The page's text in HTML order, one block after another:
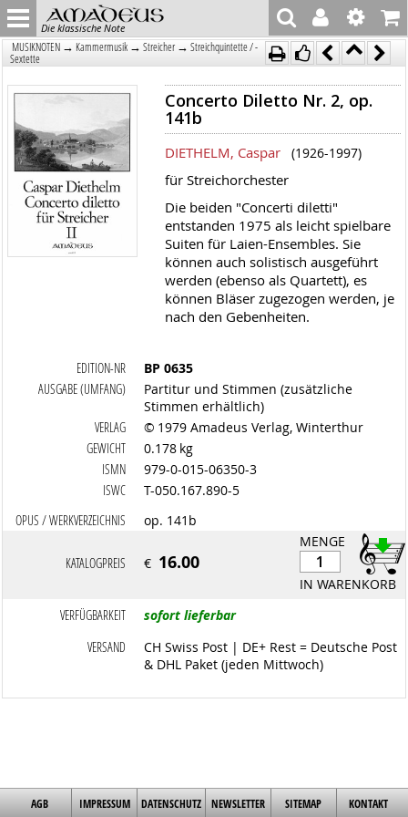
Die klassische Note
MUSIKNOTEN → Kammermusik → Streicher → Streichquintette / -
Sextette
Concerto Diletto Nr. 2, op.
141b
DIETHELM, Caspar (1926-1997)
für Streichorchester
Die beiden "Concerti diletti"
entstanden 1975 als leicht spielbare
Suiten für Laien-Ensembles. Sie
können auch solistisch ausgeführt
werden (ebenso als Quartett), es
können Bläser zugezogen werden, je
nach den Gebenheiten.
EDITION-NR
BP 0635
AUSGABE (UMFANG)
Partitur und Stimmen (zusätzliche
Stimmen erhältlich)
VERLAG
© 1979 Amadeus Verlag, Winterthur
GEWICHT
0.178 kg
ISMN
979-0-015-06350-3
ISWC
T-050.167.890-5
OPUS / WERKVERZEICHNIS
op. 141b
MENGE
IN WARENKORB
KATALOGPREIS € 16.00
VERFÜGBARKEIT
sofort lieferbar
VERSAND
CH Swiss Post | DE+ Rest = Deutsche Post
& DHL Paket (jeden Mittwoch)
AGB IMPRESSUM DATENSCHUTZ NEWSLETTER SITEMAP KONTAKT